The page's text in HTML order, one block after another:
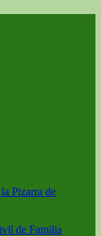
Pizarra de
de Familia